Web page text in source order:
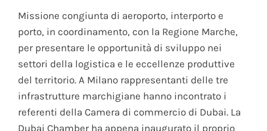
Missione congiunta di aeroporto, interporto e
porto, in coordinamento, con la Regione Marche,
per presentare le opportunità di sviluppo nei
settori della logistica e le eccellenze produttive
del territorio. A Milano rappresentanti delle tre
infrastrutture marchigiane hanno incontrato i
referenti della Camera di commercio di Dubai. La
Dubai Chamber ha appena inaugurato il proprio